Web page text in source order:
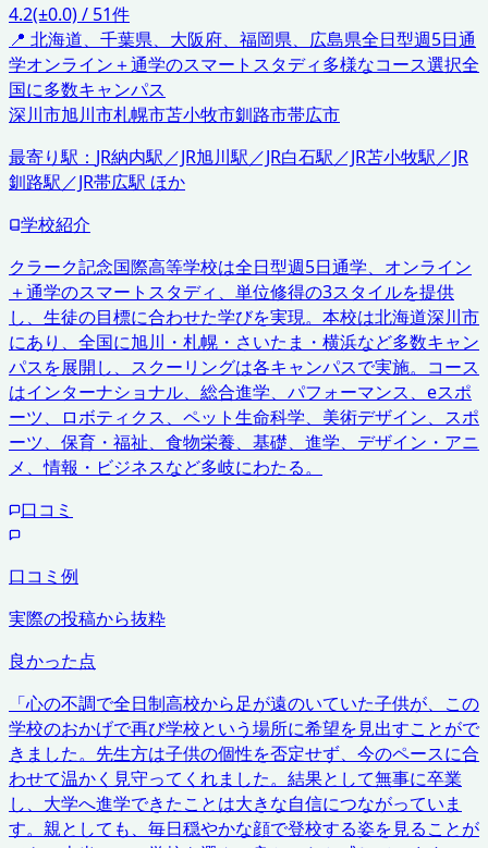
4.2(±0.0)/ 51件
📍 北海道、千葉県、大阪府、福岡県、広島県全日型週5日通
学オンライン＋通学のスマートスタディ多様なコース選択全
国に多数キャンパス
深川市旭川市札幌市苫小牧市釧路市帯広市
最寄り駅： JR納内駅／JR旭川駅／JR白石駅／JR苫小牧駅／JR
釧路駅／JR帯広駅 ほか
学校紹介
クラーク記念国際高等学校は全日型週5日通学、オンライン
＋通学のスマートスタディ、単位修得の3スタイルを提供
し、生徒の目標に合わせた学びを実現。本校は北海道深川市
にあり、全国に旭川・札幌・さいたま・横浜など多数キャン
パスを展開し、スクーリングは各キャンパスで実施。コース
はインターナショナル、総合進学、パフォーマンス、eスポ
ーツ、ロボティクス、ペット生命科学、美術デザイン、スポ
ーツ、保育・福祉、食物栄養、基礎、進学、デザイン・アニ
メ、情報・ビジネスなど多岐にわたる。
口コミ
口コミ例
実際の投稿から抜粋
良かった点
「心の不調で全日制高校から足が遠のいていた子供が、この
学校のおかげで再び学校という場所に希望を見出すことがで
きました。先生方は子供の個性を否定せず、今のペースに合
わせて温かく見守ってくれました。結果として無事に卒業
し、大学へ進学できたことは大きな自信につながっていま
す。親としても、毎日穏やかな顔で登校する姿を見ることが